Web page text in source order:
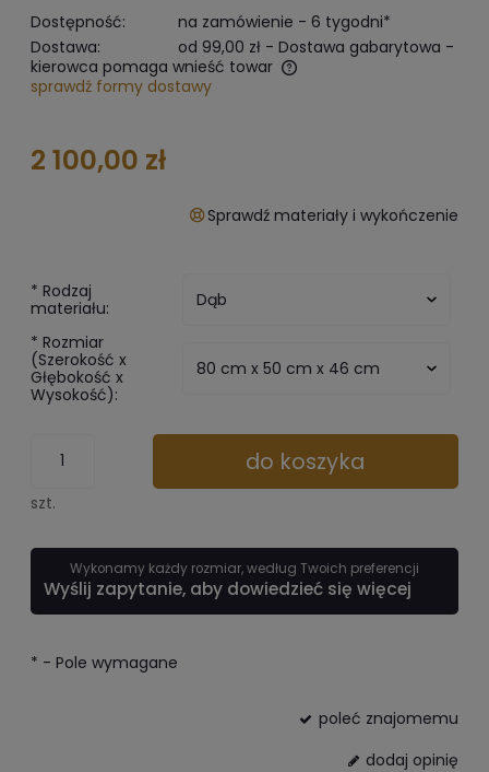
Dostępność:
na zamówienie - 6 tygodni*
Dostawa:
od 99,00 zł - Dostawa gabarytowa -
kierowca pomaga wnieść towar
The does not include any possible payment costs
sprawdź formy dostawy
2 100,00 zł
Sprawdź materiały i wykończenie
* Rodzaj
materiału:
* Rozmiar
(Szerokość x
Głębokość x
Wysokość):
szt.
do koszyka
Wykonamy każdy rozmiar, według Twoich preferencji
Wyślij zapytanie, aby dowiedzieć się więcej
* - Pole wymagane
poleć znajomemu
dodaj opinię